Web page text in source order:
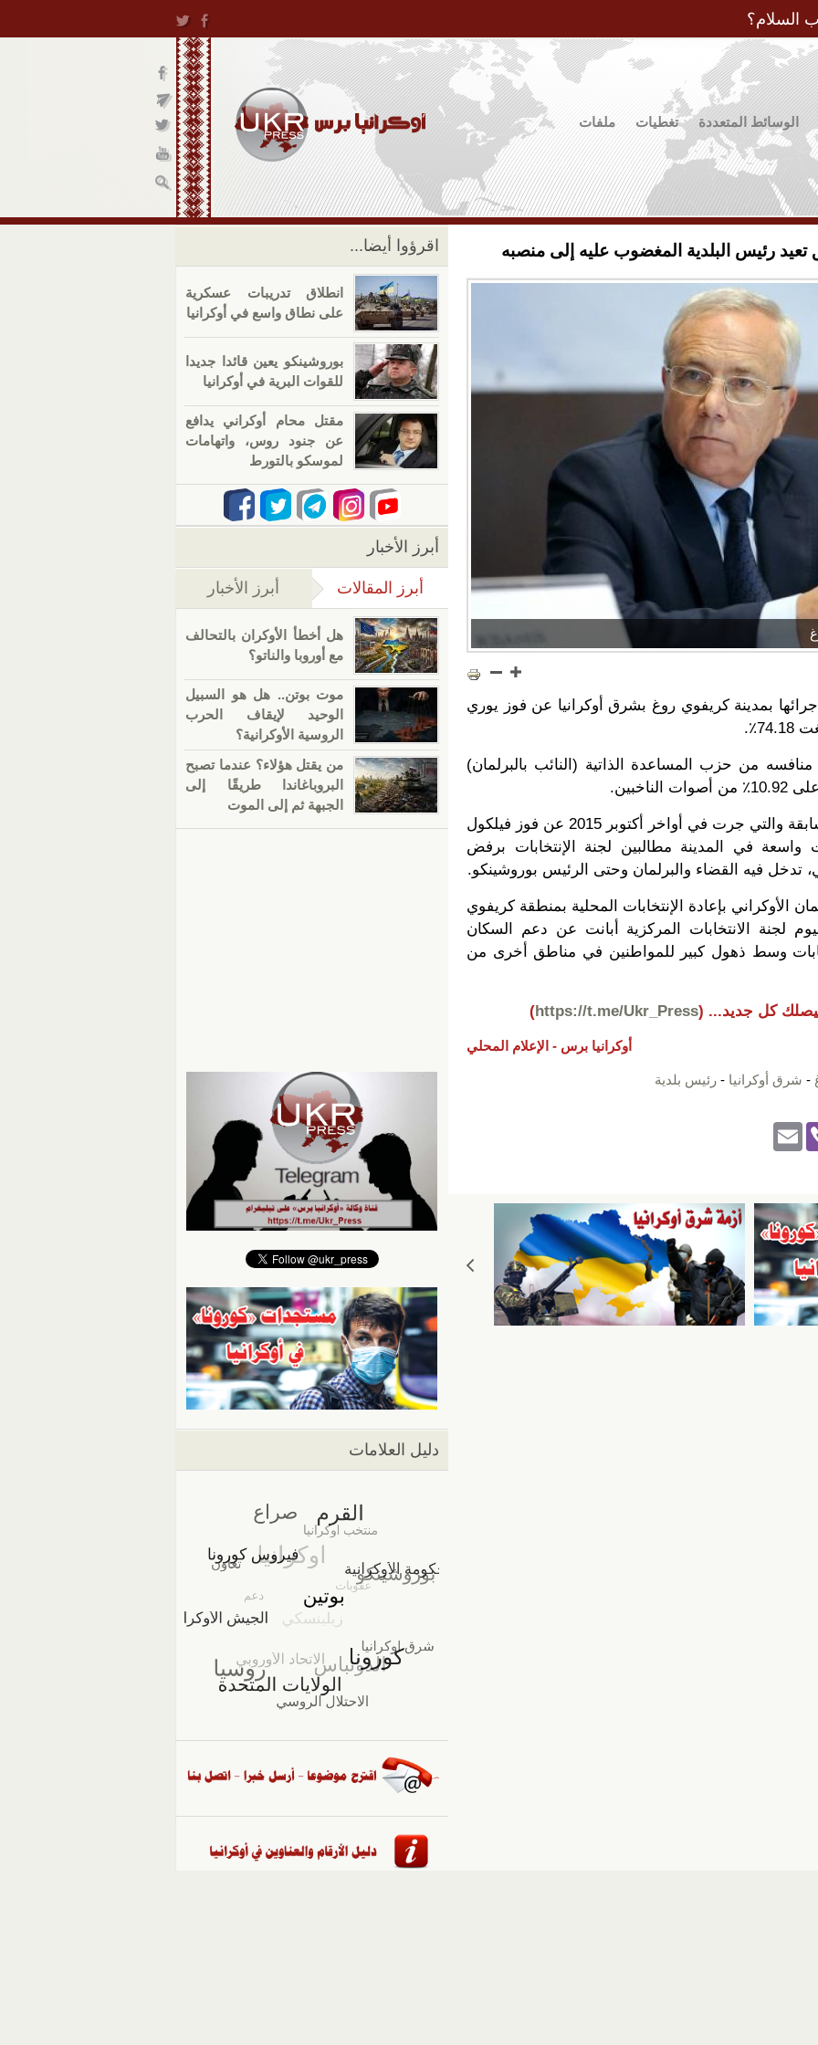
السلام؟
الوسائط المتعددة تغطيات ملفات
تعيد رئيس البلدية المغضوب عليه إلى منصبه
إجرائها بمدينة كريفوي روغ بشرق أوكرانيا عن فوز يوري
من حزب المساعدة الذاتية (النائب بالبرلمان)
هذا وأفرزت الإنتخابات المحلية السابقة والتي جرت في أواخر أكتوبر 2015 عن فوز فيلكول
في المدينة مطالبين لجنة الإنتخابات برفض
تدخل فيه القضاء والبرلمان وحتى الرئيس بوروشينكو.
الأوكراني بإعادة الإنتخابات المحلية بمنطقة كريفوي
لجنة الانتخابات المركزية أبانت عن دعم السكان
وسط ذهول كبير للمواطنين في مناطق أخرى من
كل جديد... (
https://t.me/Ukr_Press
)
أوكرانيا برس - الإعلام المحلي
- شرق أوكرانيا - رئيس بلدية
Vi
اقرؤوا أيضا...
انطلاق تدريبات عسكرية
على نطاق واسع في أوكرانيا
بوروشينكو يعين قائدا جديدا
للقوات البرية في أوكرانيا
مقتل محام أوكراني يدافع
عن جنود روس، واتهامات
لموسكو بالتورط
أبرز الأخبار
أبرز المقالات (علامة التبويب النشطة)
أبرز الأخبار
هل أخطأ الأوكران بالتحالف
مع أوروبا والناتو؟
موت بوتن.. هل هو السبيل
الوحيد لإيقاف الحرب
الروسية الأوكرانية؟
من يقتل هؤلاء؟ عندما تصبح
البروباغاندا طريقًا إلى
الجبهة ثم إلى الموت
دليل العلامات